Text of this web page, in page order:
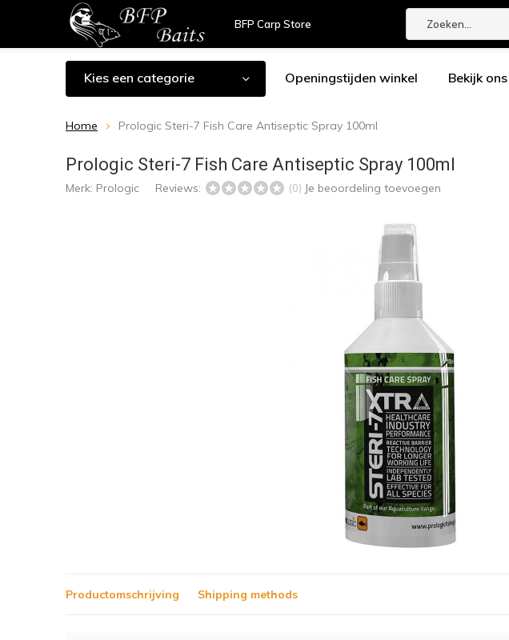
BFP Carp Store
Kies een categorie Openingstijden winkel Bekijk
Home Prologic Steri-7 Fish Care Antiseptic Spray 100ml
Prologic Steri-7 Fish Care Antiseptic Spray 100ml
Merk: Prologic Reviews: (0) Je beoordeling toevoegen
Productomschrijving Shipping methods